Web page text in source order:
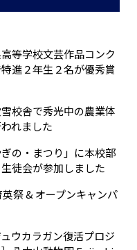
等学校文芸作品コンク
進２年生２名が優秀賞
校舎で秀光中の農業体
れました
ぎの・まつり」に本校部
徒会が参加しました
英祭 & オープンキャンパ
ュウカラガン復活プロジ